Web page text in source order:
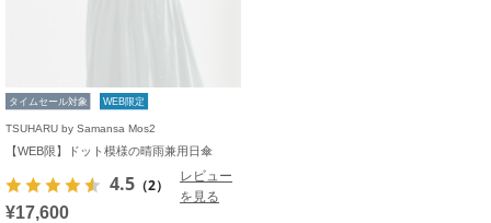
タイムセール対象 WEB限定
TSUHARU by Samansa Mos2
【WEB限】ドット模様の晴雨兼用日傘
4.5 （2）
レビュー
を見る
¥17,600